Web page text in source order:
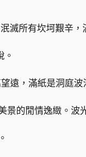
滅所有坎坷艱辛
。
遠，滿紙是洞庭
景的閒情逸緻。波